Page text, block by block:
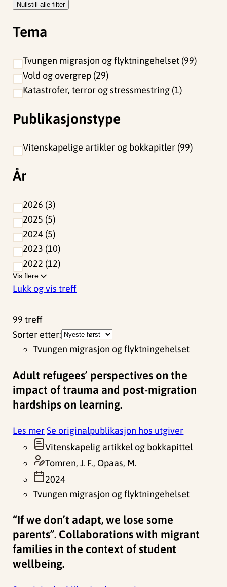
Nullstill alle filter
Tema
Tvungen migrasjon og flyktningehelset 99
Vold og overgrep 29
Katastrofer, terror og stressmestring 1
Publikasjonstype
Vitenskapelige artikler og bokkapitler 99
År
2026 3
2025 5
2024 5
2023 10
2022 12
Vis flere
Lukk og vis treff
99 treff
Sorter etter:
Tvungen migrasjon og flyktningehelset
Adult refugees’ perspectives on the
impact of trauma and post-migration
hardships on learning.
Les mer Se originalpublikasjon hos utgiver
Vitenskapelig artikkel og bokkapittel
Tomren, J. F., Opaas, M.
2024
Tvungen migrasjon og flyktningehelset
“If we don’t adapt, we lose some
parents”. Collaborations with migrant
families in the context of student
wellbeing.